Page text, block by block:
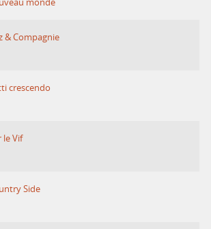
monde
& Compagnie
crescendo
le Vif
Side